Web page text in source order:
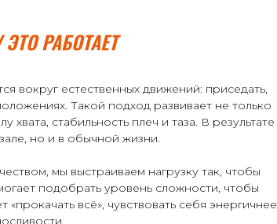
РАБОТАЕТ
вокруг естественных движений: приседать,
Такой подход развивает не только
стабильность плеч и таза. В результате
но и в обычной жизни.
мы выстраиваем нагрузку так, чтобы
подобрать уровень сложности, чтобы
всё», чувствовать себя энергичнее